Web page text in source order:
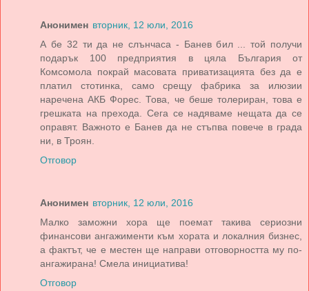
Анонимен вторник, 12 юли, 2016
А бе 32 ти да не слънчаса - Банев бил ... той получи
подарък 100 предприятия в цяла България от
Комсомола покрай масовата приватизацията без да е
платил стотинка, само срещу фабрика за илюзии
наречена АКБ Форес. Това, че беше толериран, това е
грешката на прехода. Сега се надяваме нещата да се
оправят. Важното е Банев да не стъпва повече в града
ни, в Троян.
Отговор
Анонимен вторник, 12 юли, 2016
Малко заможни хора ще поемат такива сериозни
финансови ангажименти към хората и локалния бизнес,
а фактът, че е местен ще направи отговорността му по-
ангажирана! Смела инициатива!
Отговор